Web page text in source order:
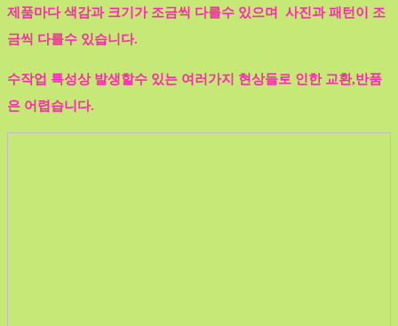
제품마다 색감과 크기가 조금씩 다를수 있으며 사진과 패턴이 조
금씩 다를수 있습니다.
수작업 특성상 발생할수 있는 여러가지 현상들로 인한 교환,반품
은 어렵습니다.